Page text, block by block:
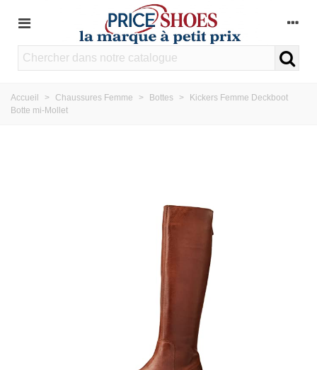
Accueil > Chaussures Femme > Bottes >
Kickers Femme Deckboot
Botte mi-Mollet